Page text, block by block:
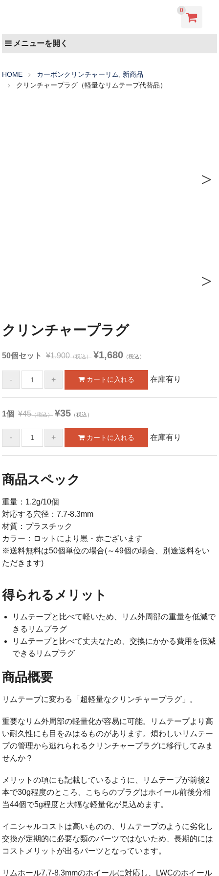
0
メニューを開く
HOME カーボンクリンチャーリム
新商品
クリンチャープラグ（軽量なリムテープ代替品）
クリンチャープラグ
50個セット ¥1,900（税込） ¥1,680 （税込）
在庫有り
1個 ¥45（税込） ¥35 （税込）
在庫有り
商品スペック
重量：1.2g/10個
対応する穴径：7.7-8.3mm
材質：プラスチック
カラー：ロットにより黒・赤ございます
※送料無料は50個単位の場合(～49個の場合、別途送料をい
ただきます)
得られるメリット
リムテープと比べて軽いため、リム外周部の重量を低減で
きるリムプラグ
リムテープと比べて丈夫なため、交換にかかる費用を低減
できるリムプラグ
商品概要
リムテープに変わる「超軽量なクリンチャープラグ」。
重要なリム外周部の軽量化が容易に可能。リムテープより高
い耐久性にも目をみはるものがあります。煩わしいリムテー
プの管理から逃れられるクリンチャープラグに移行してみま
せんか？
メリットの項にも記載しているように、リムテープが前後2
本で30g程度のところ、こちらのプラグはホイール前後分相
当44個で5g程度と大幅な軽量化が見込めます。
イニシャルコストは高いものの、リムテープのように劣化し
交換が定期的に必要な類のパーツではないため、長期的には
コストメリットが出るパーツとなっています。
リムホール7.7-8.3mmのホイールに対応し、LWCのホイール